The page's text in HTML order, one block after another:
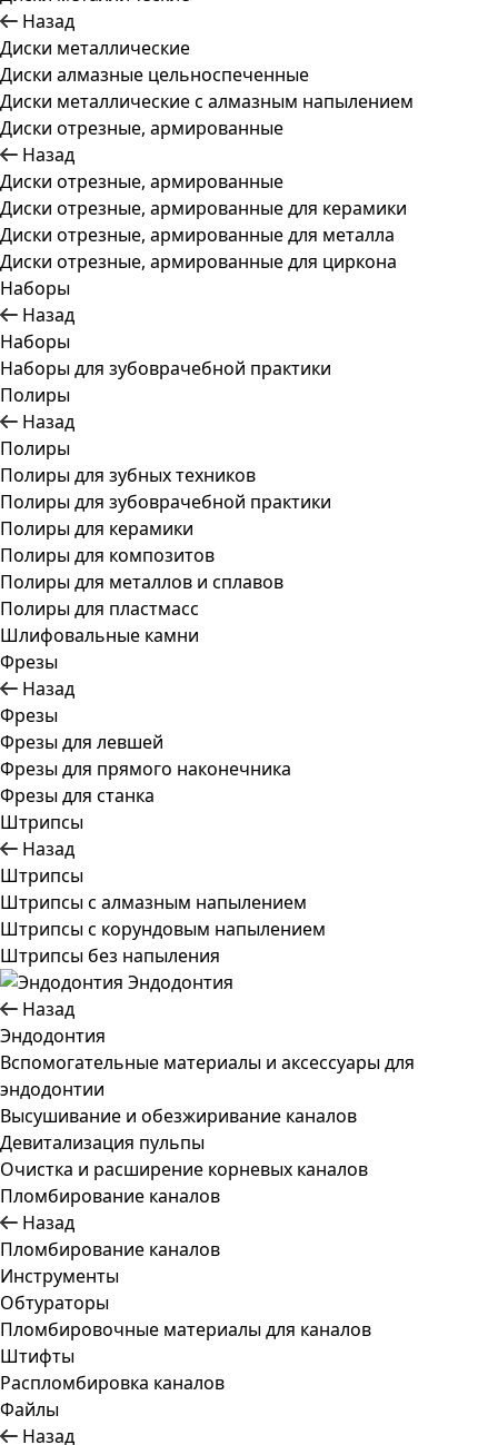
Назад
Диски металлические
Диски алмазные цельноспеченные
Диски металлические с алмазным напылением
Диски отрезные, армированные
Назад
Диски отрезные, армированные
Диски отрезные, армированные для керамики
Диски отрезные, армированные для металла
Диски отрезные, армированные для циркона
Наборы
Назад
Наборы
Наборы для зубоврачебной практики
Полиры
Назад
Полиры
Полиры для зубных техников
Полиры для зубоврачебной практики
Полиры для керамики
Полиры для композитов
Полиры для металлов и сплавов
Полиры для пластмасс
Шлифовальные камни
Фрезы
Назад
Фрезы
Фрезы для левшей
Фрезы для прямого наконечника
Фрезы для станка
Штрипсы
Назад
Штрипсы
Штрипсы c алмазным напылением
Штрипсы c корундовым напылением
Штрипсы без напыления
Эндодонтия
Назад
Эндодонтия
Вспомогательные материалы и аксессуары для
эндодонтии
Высушивание и обезжиривание каналов
Девитализация пульпы
Очистка и расширение корневых каналов
Пломбирование каналов
Назад
Пломбирование каналов
Инструменты
Обтураторы
Пломбировочные материалы для каналов
Штифты
Распломбировка каналов
Файлы
Назад